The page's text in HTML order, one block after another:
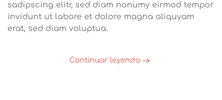
sadipscing elitr, sed diam nonumy eirmod tempor
invidunt ut labore et dolore magna aliquyam
erat, sed diam voluptua.
Continuar leyendo